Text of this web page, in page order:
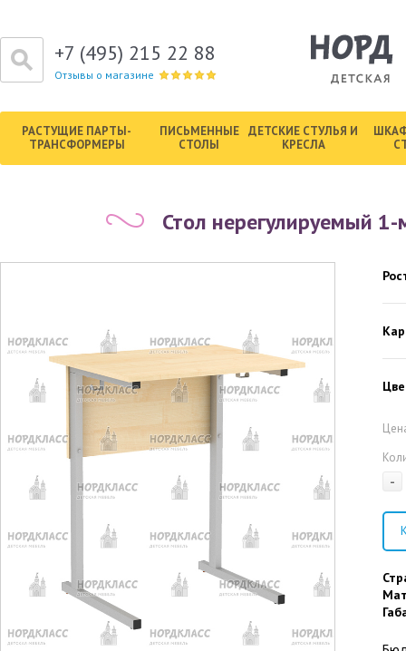
+7 (495) 215 22 88
Отзывы о магазине
РАСТУЩИЕ ПАРТЫ-
ТРАНСФОРМЕРЫ
ПИСЬМЕННЫЕ
СТОЛЫ
ДЕТСКИЕ СТУЛЬЯ И
КРЕСЛА
Стол нерегулируемый
-